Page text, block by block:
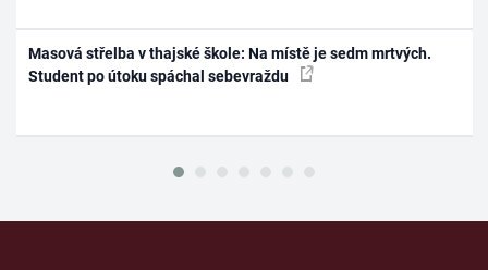
Masová střelba v thajské škole: Na místě je sedm mrtvých.
Student po útoku spáchal sebevraždu